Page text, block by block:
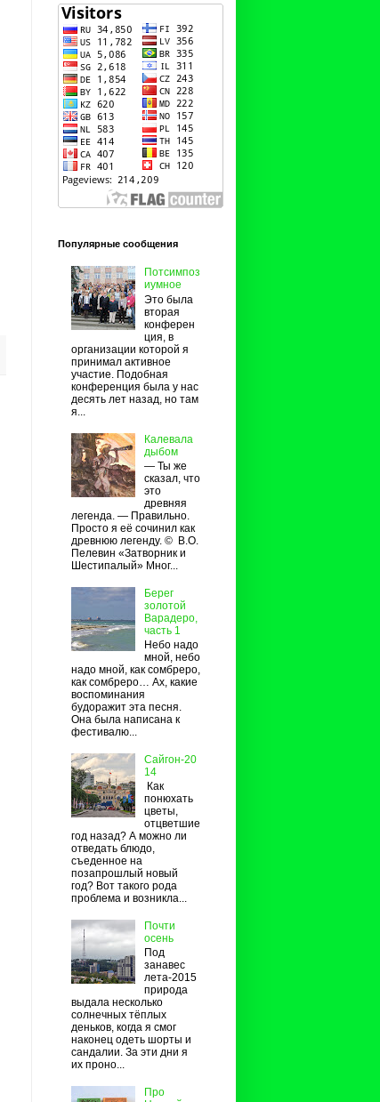
Популярные сообщения
Потсимпоз
иумное
Это была
вторая
конферен
ция, в
организации которой я
принимал активное
участие. Подобная
конференция была у нас
десять лет назад, но там
я...
Калевала
дыбом
— Ты же
сказал, что
это
древняя
легенда. — Правильно.
Просто я её сочинил как
древнюю легенду. © В.О.
Пелевин «Затворник и
Шестипалый» Мног...
Берег
золотой
Варадеро,
часть 1
Небо надо
мной, небо
надо мной, как сомбреро,
как сомбреро… Ах, какие
воспоминания
будоражит эта песня.
Она была написана к
фестивалю...
Сайгон-20
14
Как
понюхать
цветы,
отцветшие
год назад? А можно ли
отведать блюдо,
съеденное на
позапрошлый новый
год? Вот такого рода
проблема и возникла...
Почти
осень
Под
занавес
лета-2015
природа
выдала несколько
солнечных тёплых
деньков, когда я смог
наконец одеть шорты и
сандалии. За эти дни я
их проно...
Про